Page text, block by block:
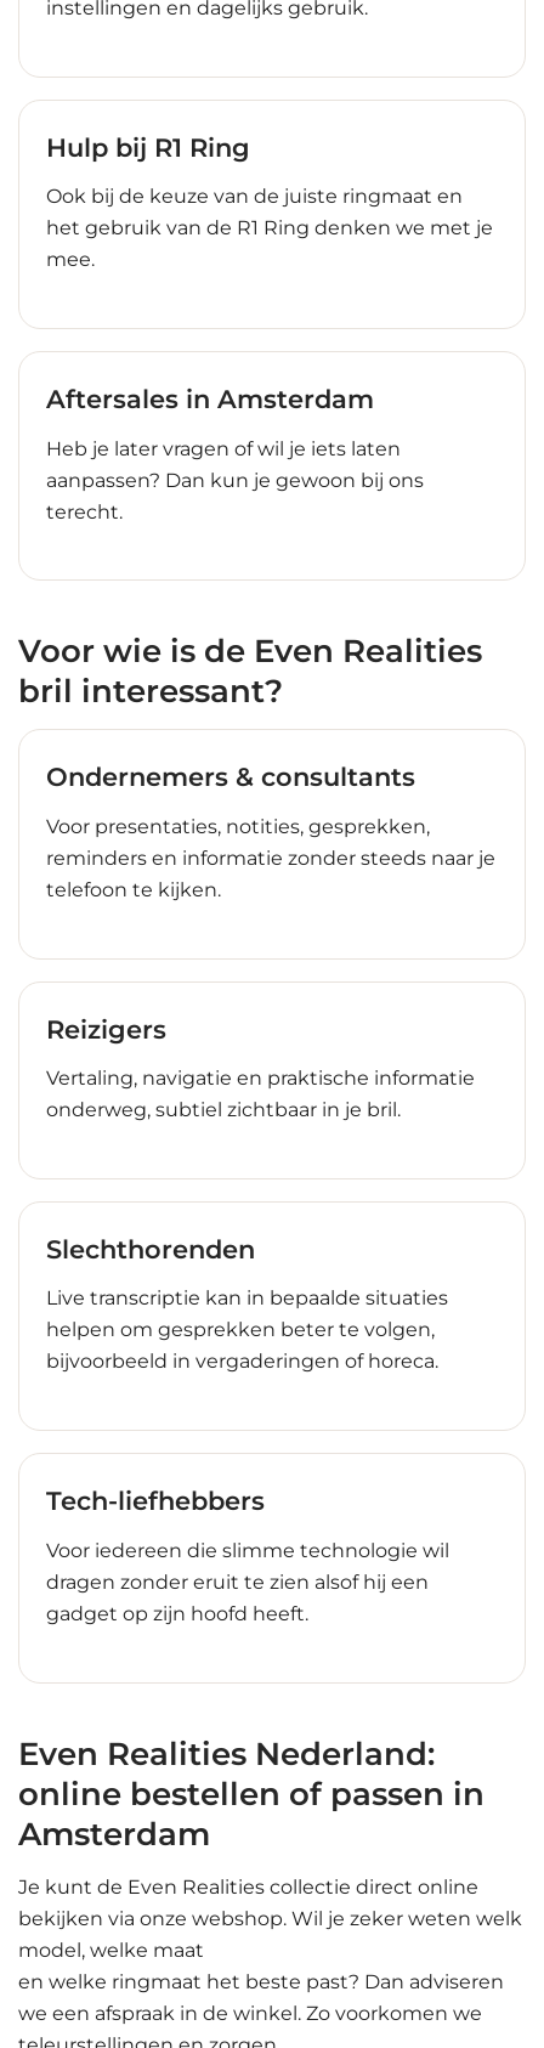
instellingen en dagelijks gebruik.
Hulp bij R1 Ring
Ook bij de keuze van de juiste ringmaat en
het gebruik van de R1 Ring denken we met je
mee.
Aftersales in Amsterdam
Heb je later vragen of wil je iets laten
aanpassen? Dan kun je gewoon bij ons
terecht.
Voor wie is de Even Realities
bril interessant?
Ondernemers & consultants
Voor presentaties, notities, gesprekken,
reminders en informatie zonder steeds naar je
telefoon te kijken.
Reizigers
Vertaling, navigatie en praktische informatie
onderweg, subtiel zichtbaar in je bril.
Slechthorenden
Live transcriptie kan in bepaalde situaties
helpen om gesprekken beter te volgen,
bijvoorbeeld in vergaderingen of horeca.
Tech-liefhebbers
Voor iedereen die slimme technologie wil
dragen zonder eruit te zien alsof hij een
gadget op zijn hoofd heeft.
Even Realities Nederland:
online bestellen of passen in
Amsterdam
Je kunt de Even Realities collectie direct online
bekijken via onze webshop. Wil je zeker weten welk
model, welke maat
en welke ringmaat het beste past? Dan adviseren
we een afspraak in de winkel. Zo voorkomen we